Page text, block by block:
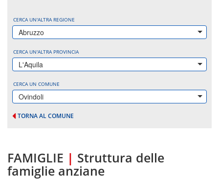
CERCA UN'ALTRA REGIONE
Abruzzo
CERCA UN'ALTRA PROVINCIA
L'Aquila
CERCA UN COMUNE
Ovindoli
TORNA AL COMUNE
FAMIGLIE | Struttura delle
famiglie anziane